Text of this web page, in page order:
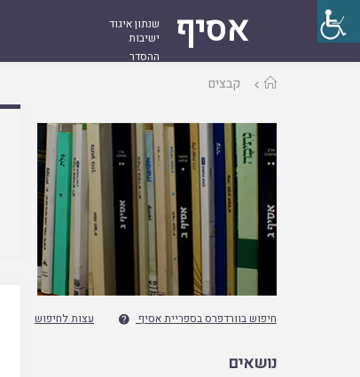
אסיף
שנתון איגוד
ישיבות
ההסדר
עמודקבצים
חיפוש בוורדפרס בספריית אסיף  עצות לחיפוש
נושאים